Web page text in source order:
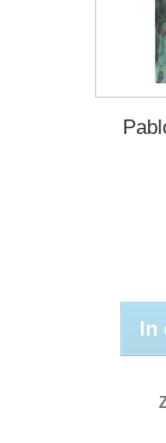
In